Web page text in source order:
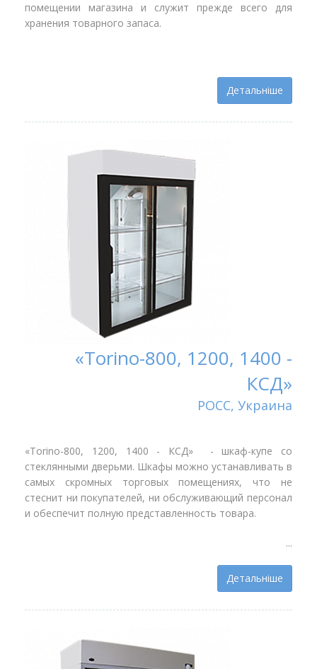
помещении магазина и служит прежде всего для
хранения товарного запаса.
Детальніше
«Torino-800, 1200, 1400 -
КСД»
РОСС, Украина
«Torino-800, 1200, 1400 - КСД» - шкаф-купе со
стеклянными дверьми. Шкафы можно устанавливать в
самых скромных торговых помещениях, что не
стеснит ни покупателей, ни обслуживающий персонал
и обеспечит полную представленность товара.
...
Детальніше